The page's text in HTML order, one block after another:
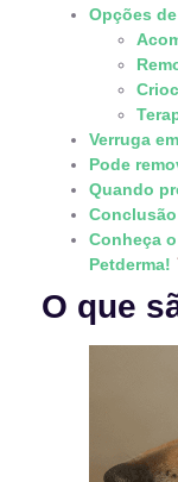
Opções
Verruga
Pode
Quando
Conclusão
Conheça
Petderma!
O que